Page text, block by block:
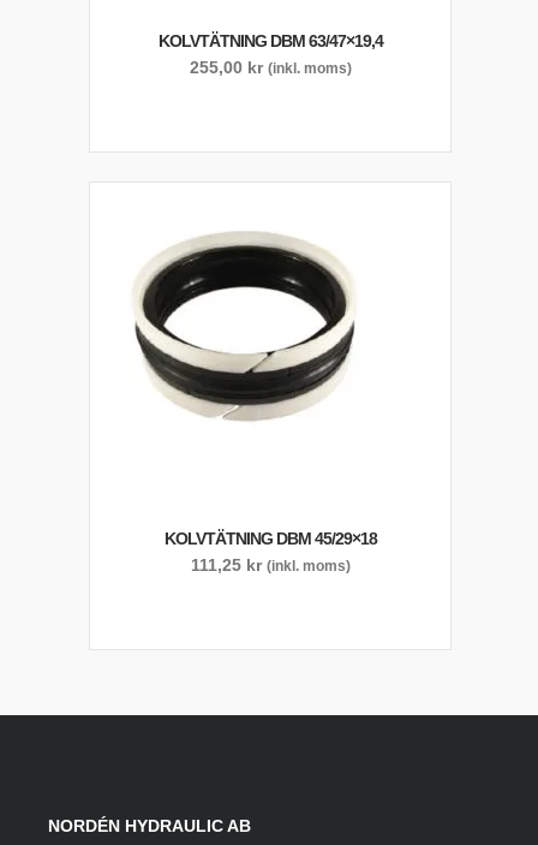
KOLVTÄTNING DBM 63/47×19,4
255,00 kr (inkl. moms)
KOLVTÄTNING DBM 45/29×18
111,25 kr (inkl. moms)
NORDÉN HYDRAULIC AB